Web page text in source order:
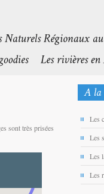
sont très prisées
Les
Les
Les
Les